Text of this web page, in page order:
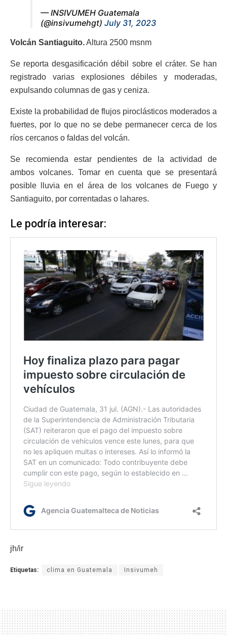
— INSIVUMEH Guatemala
(@insivumehgt) July 31, 2023
Volcán Santiaguito.Altura 2500 msnm
Se reporta desgasificación débil sobre el cráter. Se han
registrado varias explosiones débiles y moderadas,
expulsando columnas de gas y ceniza.
Existe la probabilidad de flujos piroclásticos moderados a
fuertes, por lo que no se debe permanecer cerca de los
ríos cercanos o faldas del volcán.
Se recomienda estar pendientes de la actividad de
ambos volcanes. Tomar en cuenta que se presentará
posible lluvia en el área de los volcanes de Fuego y
Santiaguito, por correntadas o lahares.
Le podría interesar:
jh/ir
Etiquetas: clima en Guatemala Insivumeh